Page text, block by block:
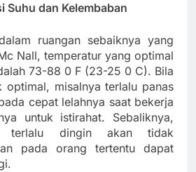
Suhu dan Kelembaban
ruangan sebaiknya yang
Nall, temperatur yang optimal
73-88 0 F (23-25 0 C). Bila
optimal, misalnya terlalu panas
cepat lelahnya saat bekerja
untuk istirahat. Sebaliknya,
terlalu dingin akan tidak
pada orang tertentu dapat